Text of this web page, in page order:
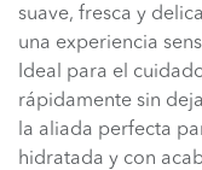
suave, fresca y
una experiencia
Ideal para el
rápidamente sin
la aliada perfecta
hidratada y con